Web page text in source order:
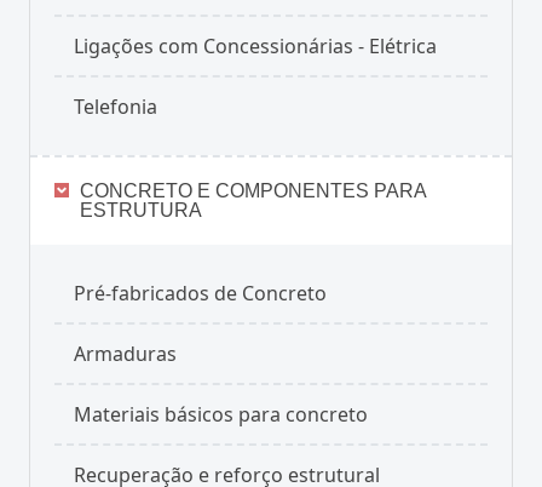
Ligações com Concessionárias - Elétrica
Telefonia
CONCRETO E COMPONENTES PARA
ESTRUTURA
Pré-fabricados de Concreto
Armaduras
Materiais básicos para concreto
Recuperação e reforço estrutural